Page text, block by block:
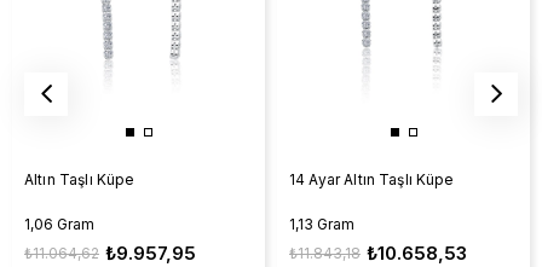
Altın Taşlı Küpe
1,06 Gram
₺9.957,95
₺11.064,62
14 Ayar Altın Taşlı Küpe
1,13 Gram
₺10.658,53
₺11.843,18